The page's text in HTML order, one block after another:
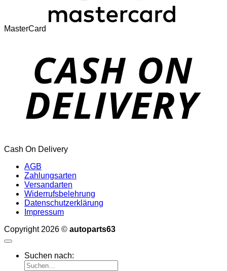
MasterCard
Cash On Delivery
AGB
Zahlungsarten
Versandarten
Widerrufsbelehrung
Datenschutzerklärung
Impressum
Copyright 2026 © autoparts63
Suchen nach: